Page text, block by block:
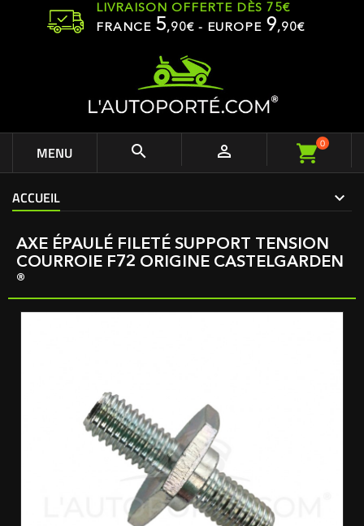
LIVRAISON OFFERTE DÈS 75€
FRANCE 5,90€ - EUROPE 9,90€
MENU   0
ACCUEIL
AXE ÉPAULÉ FILETÉ SUPPORT TENSION
COURROIE F72 ORIGINE CASTELGARDEN
®